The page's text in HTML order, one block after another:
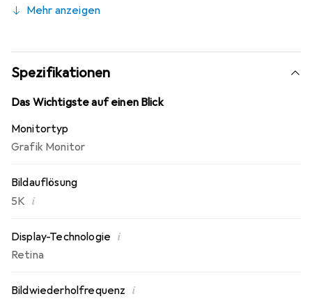
erweiterten Betrachtungswinkel, den schnellen
Mehr anzeigen
Spezifikationen
Das Wichtigste auf einen Blick
Monitortyp
Grafik Monitor
Bildauflösung
5K i
Display-Technologie i
Retina
Bildwiederholfrequenz i